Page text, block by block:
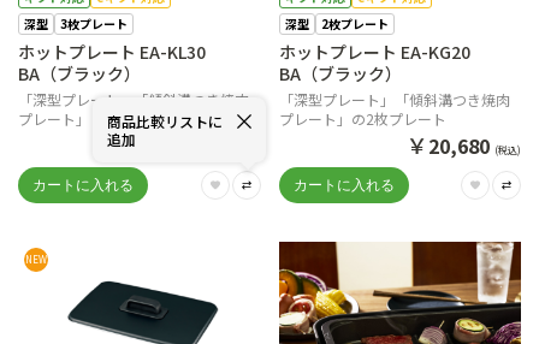
深型
3枚プレート
ホットプレート EA-KL30
BA（ブラック）
「深型プレート」「傾斜溝つき焼肉
プレート」「区切り線つきたこ焼き
プレート」の3枚プレート
商品比較リストに
追加
深型
2枚プレート
ホットプレート EA-KG20
BA（ブラック）
「深型プレート」「傾斜溝つき焼肉
プレート」の2枚プレート
￥20,680 (税込)
NEW